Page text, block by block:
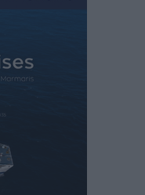
BXGP για Ευρώπη
διαρκείας